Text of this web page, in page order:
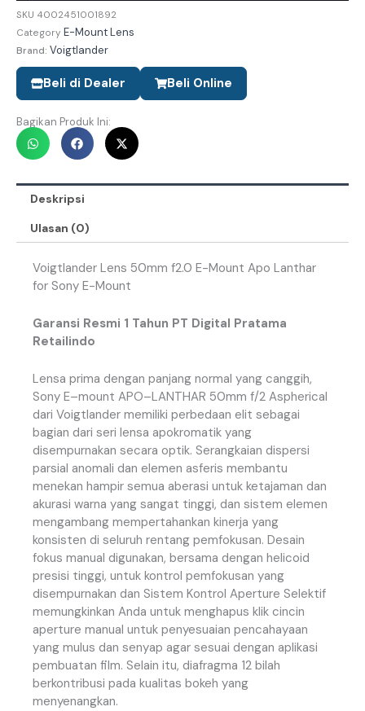
SKU 4002451001892
Category E-Mount Lens
Brand: Voigtlander
Beli di Dealer Beli Online
Bagikan Produk Ini:
Deskripsi
Ulasan (0)
Voigtlander Lens 50mm f2.0 E-Mount Apo Lanthar
for Sony E-Mount
Garansi Resmi 1 Tahun PT Digital Pratama
Retailindo
Lensa prima dengan panjang normal yang canggih,
Sony E–mount APO–LANTHAR 50mm f/2 Aspherical
dari Voigtlander memiliki perbedaan elit sebagai
bagian dari seri lensa apokromatik yang
disempurnakan secara optik. Serangkaian dispersi
parsial anomali dan elemen asferis membantu
menekan hampir semua aberasi untuk ketajaman dan
akurasi warna yang sangat tinggi, dan sistem elemen
mengambang mempertahankan kinerja yang
konsisten di seluruh rentang pemfokusan. Desain
fokus manual digunakan, bersama dengan helicoid
presisi tinggi, untuk kontrol pemfokusan yang
disempurnakan dan Sistem Kontrol Aperture Selektif
memungkinkan Anda untuk menghapus klik cincin
aperture manual untuk penyesuaian pencahayaan
yang mulus dan senyap agar sesuai dengan aplikasi
pembuatan film. Selain itu, diafragma 12 bilah
berkontribusi pada kualitas bokeh yang
menyenangkan.